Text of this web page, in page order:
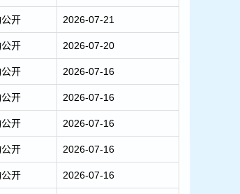
开 2026-07-21
开 2026-07-20
开 2026-07-16
开 2026-07-16
开 2026-07-16
开 2026-07-16
开 2026-07-16